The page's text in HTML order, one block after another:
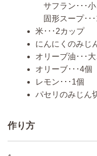
サフラン･･･
固形スープ･･
米･･･2カップ
にんにくのみじ
オリーブ油･･･
オリーブ･･･4個
レモン･･･1個
パセリのみじん
作り方